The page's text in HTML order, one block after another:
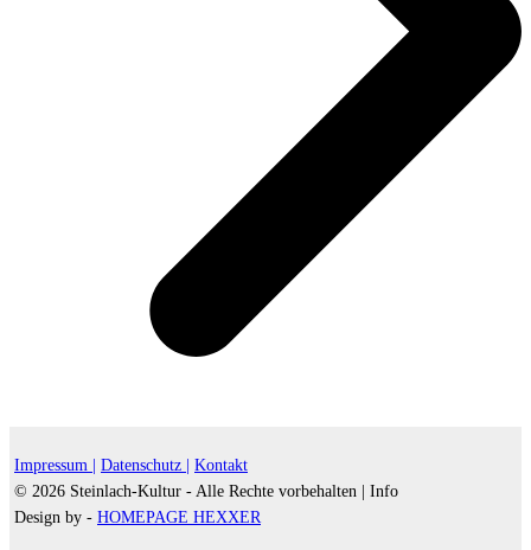
Impressum | Datenschutz |
Kontakt
© 2026 Steinlach-Kultur - Alle Rechte vorbehalten |
Info
Design by - HOMEPAGE HEXXER